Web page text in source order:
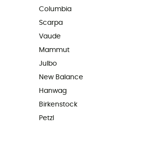
Columbia
Scarpa
Vaude
Mammut
Julbo
New Balance
Hanwag
Birkenstock
Petzl